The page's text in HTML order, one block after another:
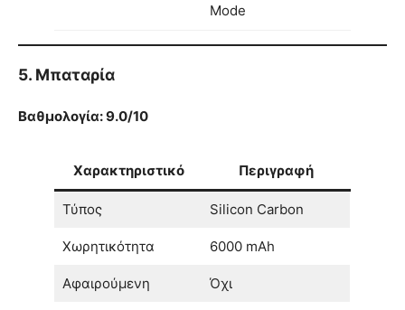
Mode
5. Μπαταρία
Βαθμολογία: 9.0/10
Χαρακτηριστικό Περιγραφή
Τύπος Silicon Carbon
Χωρητικότητα 6000 mAh
Αφαιρούμενη Όχι